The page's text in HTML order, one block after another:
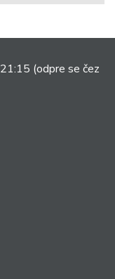
(odpre se čez